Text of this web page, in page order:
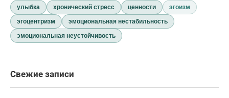
улыбка
хронический стресс ценности
эгоизм
эгоцентризм
эмоциональная нестабильность
эмоциональная неустойчивость
Свежие записи